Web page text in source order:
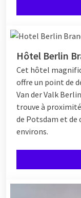
Hôtel Berlin
Cet hôtel
offre un point de
Van der Valk
trouve à
de Potsdam et de
environs.